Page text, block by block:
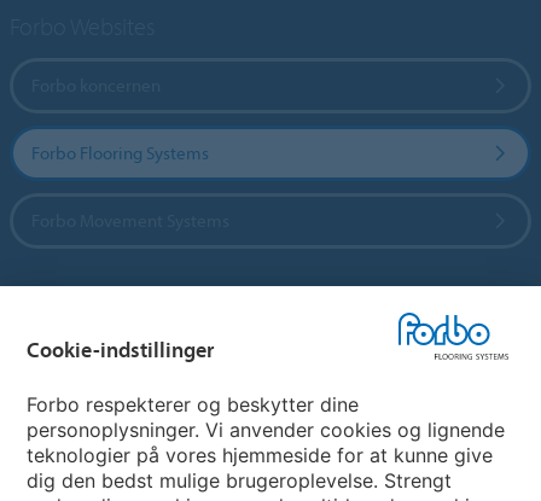
Forbo Flooring Systems
My Forbo
Cookie-indstillinger
Forbo respekterer og beskytter dine
personoplysninger. Vi anvender cookies og lignende
teknologier på vores hjemmeside for at kunne give
dig den bedst mulige brugeroplevelse. Strengt